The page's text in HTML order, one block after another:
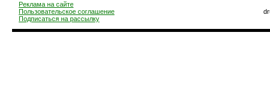
Реклама на сайте
Пользовательское соглашение
Подписаться на рассылку